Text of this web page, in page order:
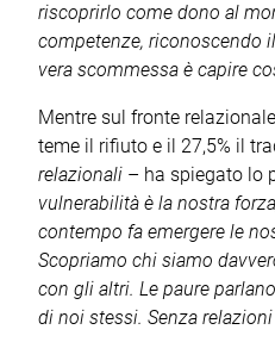
riscoprirlo come dono al
competenze, riconoscendo
vera scommessa è capire
Mentre sul fronte
teme il rifiuto e il 27,5% il
relazionali – ha spiegato lo
vulnerabilità è la nostra
contempo fa emergere le
Scopriamo chi siamo
con gli altri. Le paure
di noi stessi. Senza